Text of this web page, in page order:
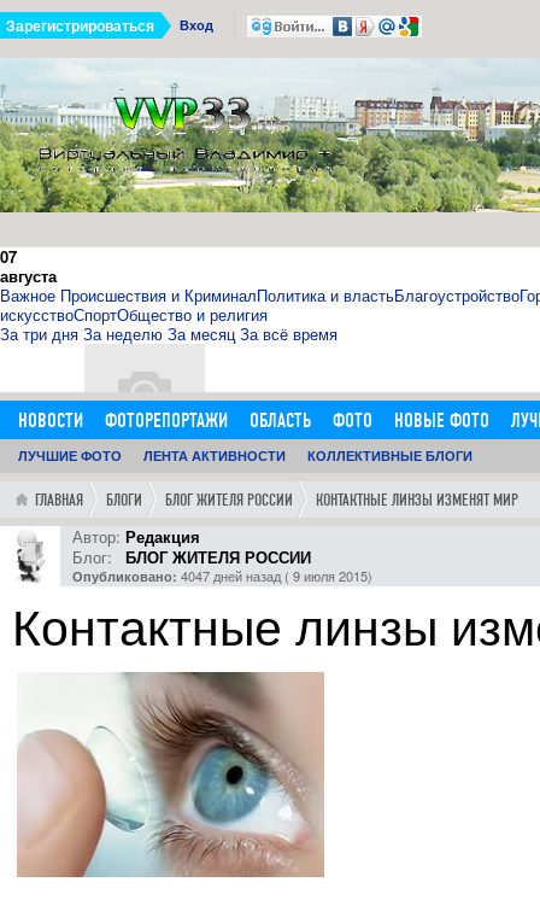
Вход
Зарегистрироваться
07
августа
Важное Происшествия и КриминалПолитика и властьБлагоустройство
искусствоСпортОбщество и религия
За три дня За неделю За месяц За всё время
11:14:00
http://sosna.kiev.ua - искуственная ёлка - нечно
Как я выбрал искусственную елку 1,8 м в инернет-магазине
НОВОСТИ ФОТОРЕПОРТАЖИ ОБЛАСТЬ ФОТО НОВЫЕ ФОТО
ОБЪЯВЛЕНИЯ
ДОБАВИТЬ ОБЪЯВЛЕНИЕ ЛЮДИ ФОРУМ ГОРОД
ЛУЧШИЕ ФОТО ЛЕНТА АКТИВНОСТИ КОЛЛЕКТИВНЫЕ БЛОГИ
ГЛАВНАЯ БЛОГИ БЛОГ ЖИТЕЛЯ РОССИИ КОНТАКТНЫЕ ЛИНЗЫ ИЗМЕНЯТ МИР
Автор: Редакция
Блог:
БЛОГ ЖИТЕЛЯ РОССИИ
Опубликовано: 4047 дней назад ( 9 июля 2015)
Контактные линзы